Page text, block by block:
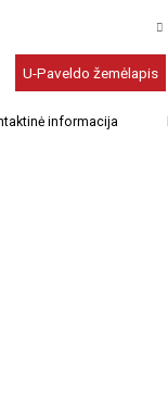
U-Paveldo žemėlapis
informacija